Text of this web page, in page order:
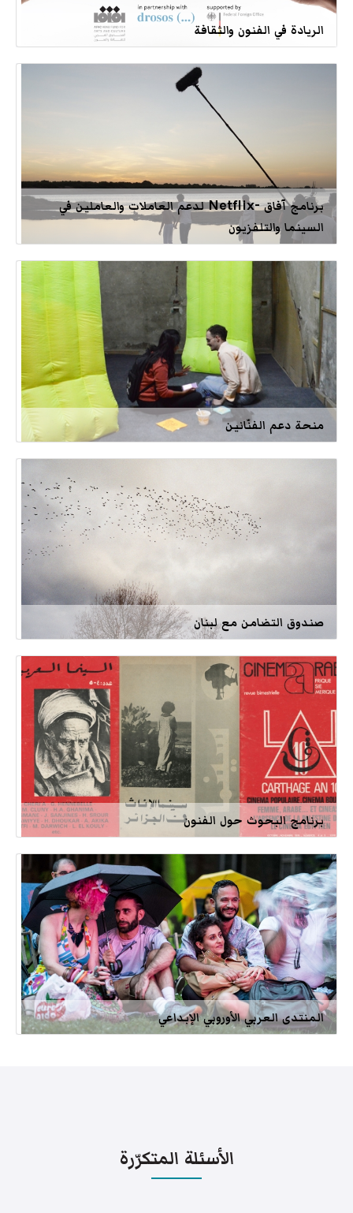
الريادة في الفنون والثقافة
برنامج آفاق -Netflix لدعم العاملات والعاملين في
السينما والتلفزيون
منحة دعم الفنّانين
صندوق التضامن مع لبنان
برنامج البحوث حول الفنون
المنتدى العربي الأوروبي الإبداعي
الأسئلة المتكرّرة